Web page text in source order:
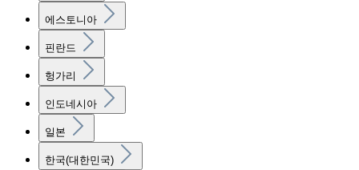
에스토니아
핀란드
헝가리
인도네시아
일본
한국(대한민국)